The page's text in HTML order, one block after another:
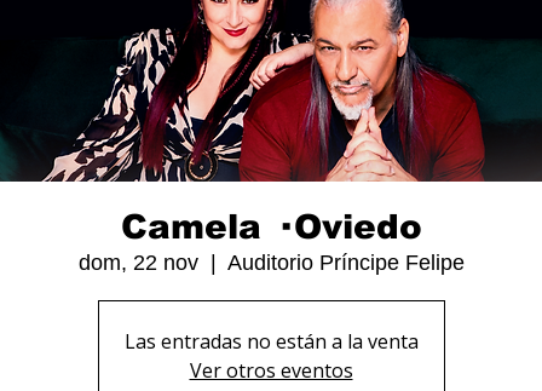
Camela · Oviedo
dom, 22 nov
  |
Auditorio Príncipe Felipe
Las entradas no están a la venta
Ver otros eventos